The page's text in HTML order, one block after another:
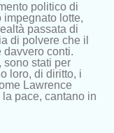
politico di
lotte,
passata di
di polvere che il
davvero conti.
sono stati per
loro, di diritto, i
Lawrence
pace, cantano in